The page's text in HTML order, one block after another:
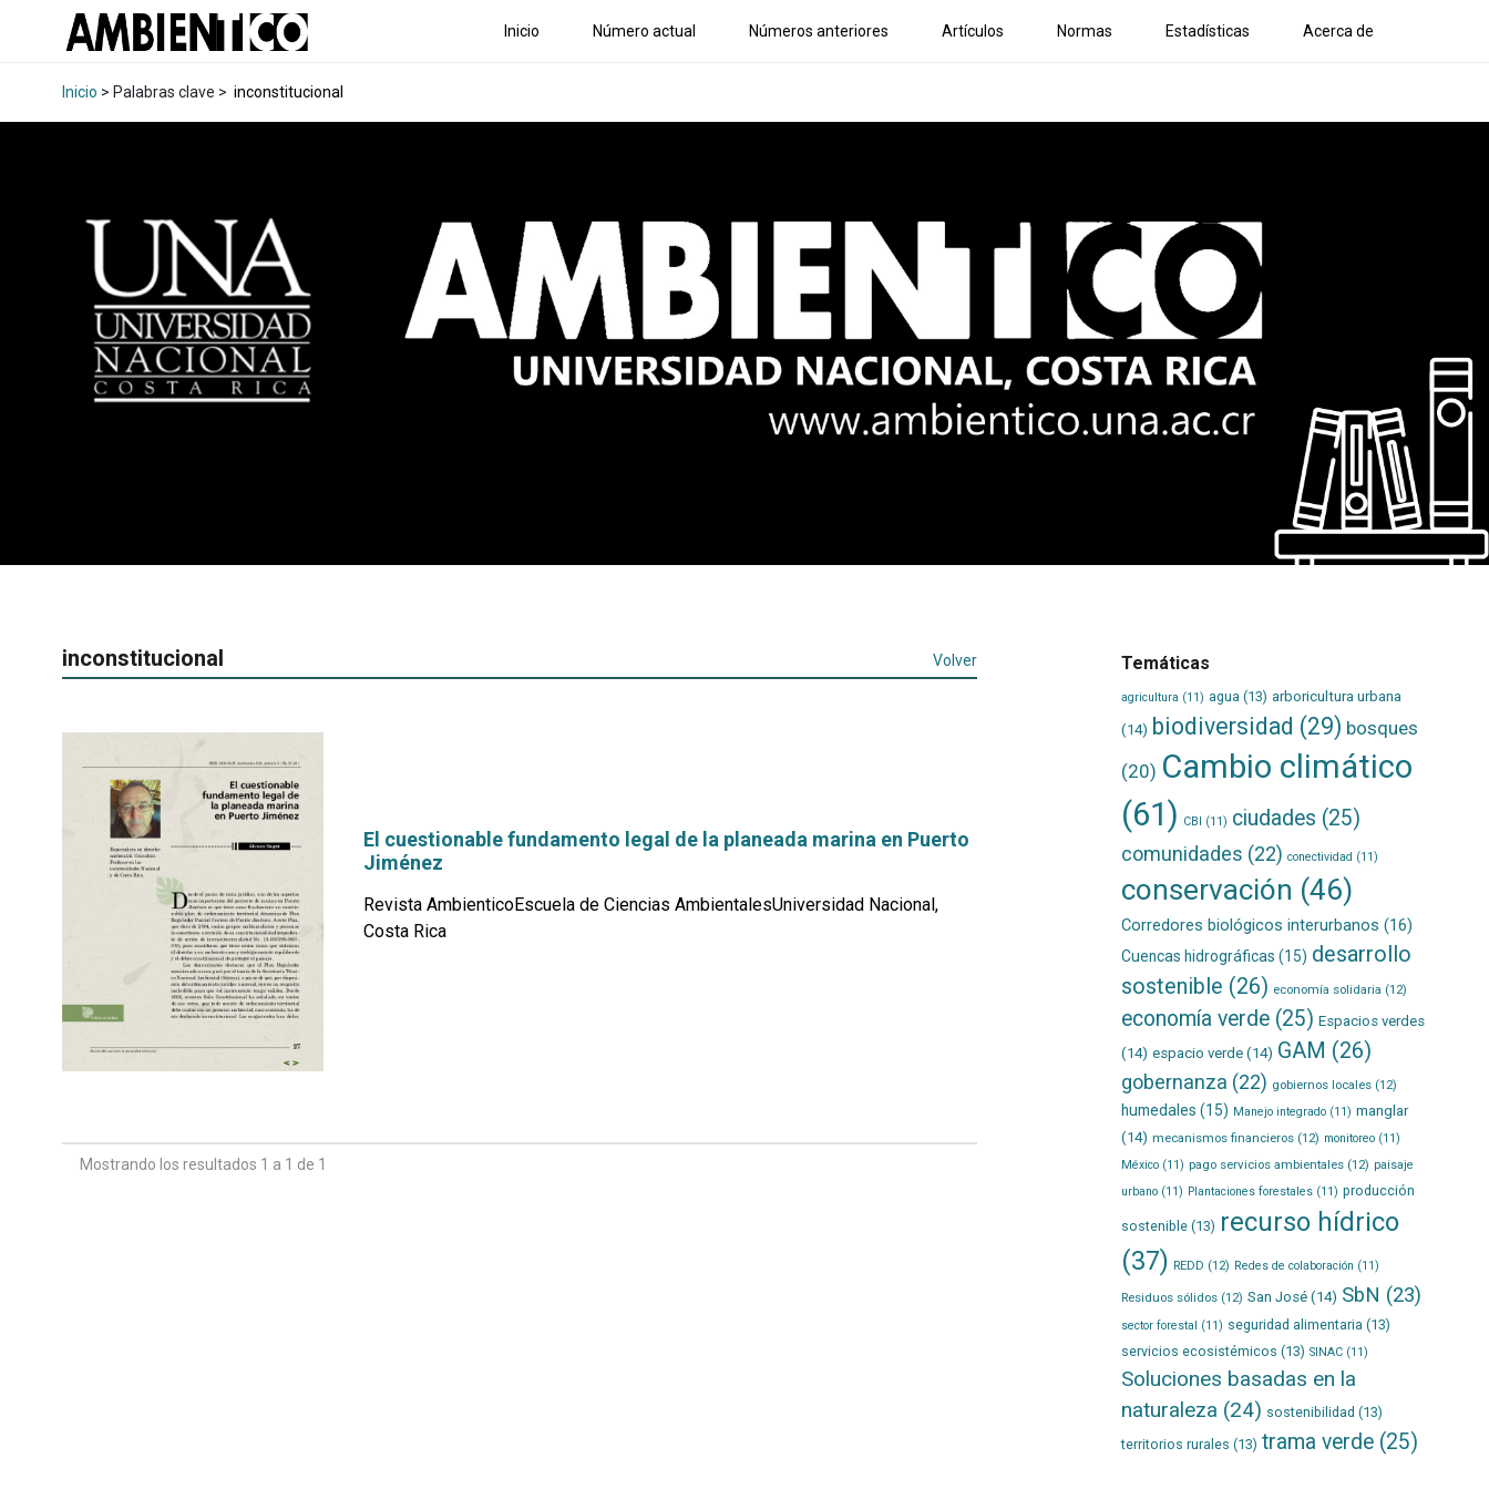
Inicio Número actual Números anteriores Artículos Normas Estadísticas Acerca de
Inicio > Palabras clave > inconstitucional
inconstitucional Volver
El cuestionable fundamento legal de la planeada marina en Puerto
Jiménez
Revista AmbienticoEscuela de Ciencias AmbientalesUniversidad Nacional,
Costa Rica
Mostrando los resultados 1 a 1 de 1
Temáticas
agricultura (11) agua (13) arboricultura urbana
(14) biodiversidad (29) bosques
(20) Cambio climático
(61) CBI (11) ciudades (25)
comunidades (22) conectividad (11)
conservación (46)
Corredores biológicos interurbanos (16)
Cuencas hidrográficas (15) desarrollo
sostenible (26) economía solidaria (12)
economía verde(25) Espacios verdes
(14) espacio verde(14) GAM (26)
gobernanza (22) gobiernos locales(12)
humedales (15) Manejo integrado(11) manglar
(14) mecanismos financieros(12) monitoreo(11)
México(11) pago servicios ambientales(12) paisaje
urbano(11) Plantaciones forestales(11) producción
sostenible(13) recurso hídrico
(37) REDD (12) Redes de colaboración (11)
Residuos sólidos(12) San José(14) SbN (23)
sector forestal (11) seguridad alimentaria (13)
servicios ecosistémicos (13) SINAC(11)
Soluciones basadas en la
naturaleza (24) sostenibilidad (13)
territorios rurales (13) trama verde(25)